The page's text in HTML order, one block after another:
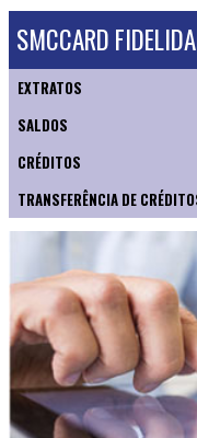
SMCCARD
EXTRATOS
SALDOS
CRÉDITOS
TRANSFERÊNCIA DE